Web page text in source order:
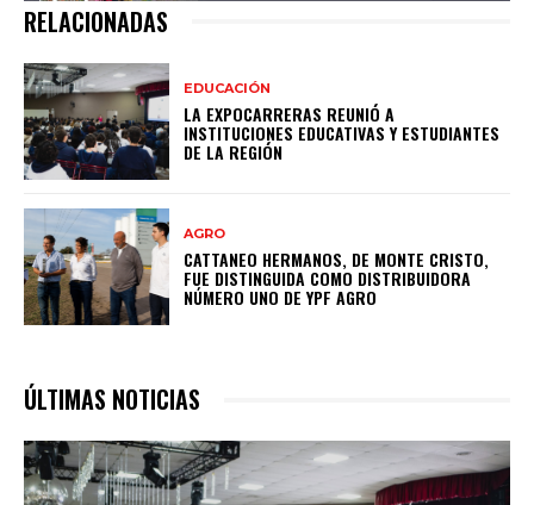
RELACIONADAS
EDUCACIÓN
LA EXPOCARRERAS REUNIÓ A
INSTITUCIONES EDUCATIVAS Y ESTUDIANTES
DE LA REGIÓN
AGRO
CATTANEO HERMANOS, DE MONTE CRISTO,
FUE DISTINGUIDA COMO DISTRIBUIDORA
NÚMERO UNO DE YPF AGRO
ÚLTIMAS NOTICIAS